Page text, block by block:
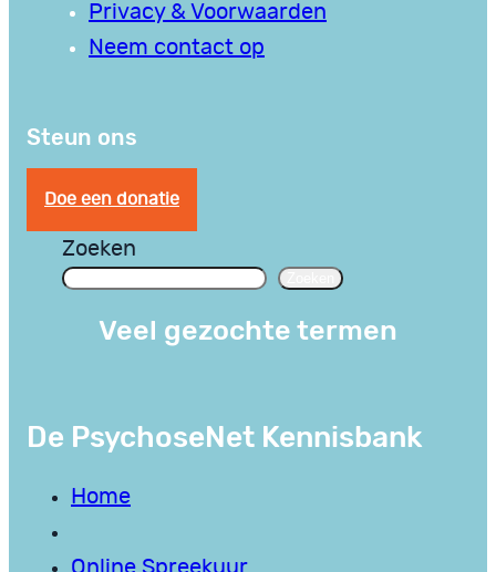
Privacy & Voorwaarden
Neem contact op
Steun ons
Doe een donatie
Zoeken
Veel gezochte termen
De PsychoseNet Kennisbank
Home
Online Spreekuur